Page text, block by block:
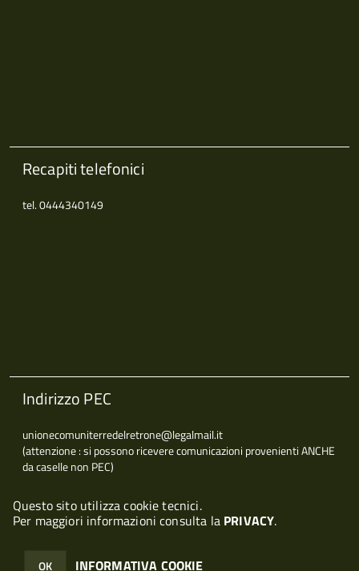
Questo sito utilizza cookie tecnici.
Per maggiori informazioni consulta la PRIVACY.
OK INFORMATIVA COOKIE
Recapiti telefonici
tel. 0444340149
Indirizzo PEC
unionecomuniterredelretrone@legalmail.it
(attenzione : si possono ricevere comunicazioni provenienti ANCHE
da caselle non PEC)